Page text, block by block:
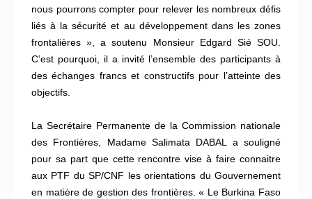
nous pourrons compter pour relever les nombreux défis
liés à la sécurité et au développement dans les zones
frontalières », a soutenu Monsieur Edgard Sié SOU.
C’est pourquoi, il a invité l’ensemble des participants à
des échanges francs et constructifs pour l’atteinte des
objectifs.
La Secrétaire Permanente de la Commission nationale
des Frontières, Madame Salimata DABAL a souligné
pour sa part que cette rencontre vise à faire connaitre
aux PTF du SP/CNF les orientations du Gouvernement
en matière de gestion des frontières. « Le Burkina Faso